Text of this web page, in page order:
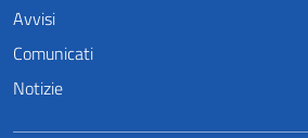
Avvisi
Comunicati
Notizie